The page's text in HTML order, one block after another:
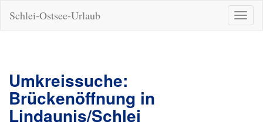
ein-/
Schlei-Ostsee-Urlaub
Umkreissuche:
Brückenöffnung in
Lindaunis/Schlei